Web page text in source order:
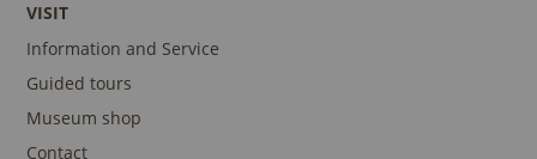
VISIT
Information and Service
Guided tours
Museum shop
Contact